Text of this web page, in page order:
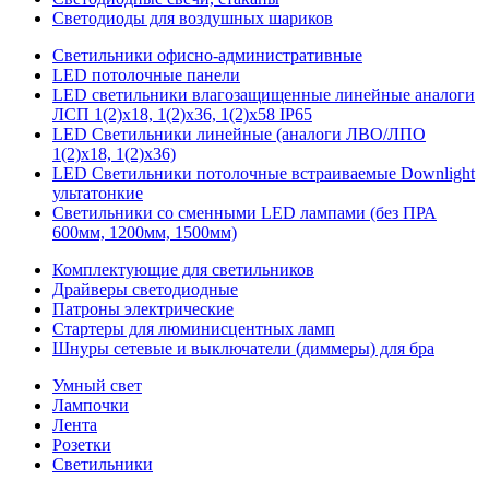
Светодиоды для воздушных шариков
Светильники офисно-административные
LED потолочные панели
LED светильники влагозащищенные линейные аналоги
ЛСП 1(2)х18, 1(2)х36, 1(2)х58 IP65
LED Светильники линейные (аналоги ЛВО/ЛПО
1(2)х18, 1(2)х36)
LED Светильники потолочные встраиваемые Downlight
ультатонкие
Светильники со сменными LED лампами (без ПРА
600мм, 1200мм, 1500мм)
Комплектующие для светильников
Драйверы светодиодные
Патроны электрические
Стартеры для люминисцентных ламп
Шнуры сетевые и выключатели (диммеры) для бра
Умный свет
Лампочки
Лента
Розетки
Светильники